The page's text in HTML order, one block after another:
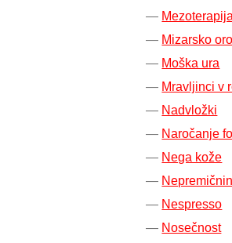
Mezoterapija
Mizarsko
Moška ura
Mravljinci v
Nadvložki
Naročanje
Nega kože
Nespresso
Nosečnost